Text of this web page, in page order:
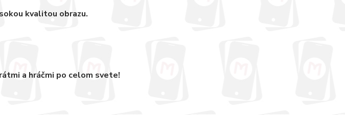
kvalitou obrazu.
a hráčmi po celom svete!